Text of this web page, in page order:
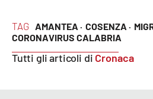
Imprese Di Calabria
TAG AMANTEA · COSENZA ·
CORONAVIRUS CALABRIA
Tutti gli articoli di Cronaca